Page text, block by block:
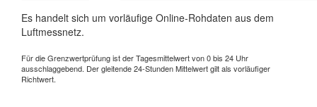
Es handelt sich um vorläufige Online-Rohdaten aus dem
Luftmessnetz.
Für die Grenzwertprüfung ist der Tagesmittelwert von 0 bis 24 Uhr
ausschlaggebend. Der gleitende 24-Stunden Mittelwert gilt als vorläufiger
Richtwert.